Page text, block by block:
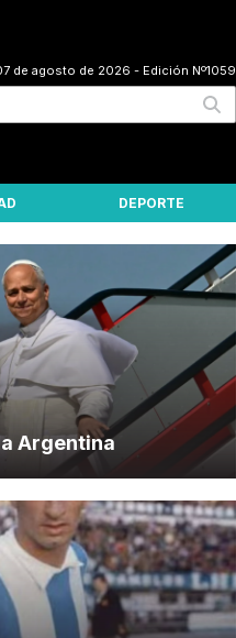
de agosto de 2026 - Edición Nº1059
DEPORTE
Argentina